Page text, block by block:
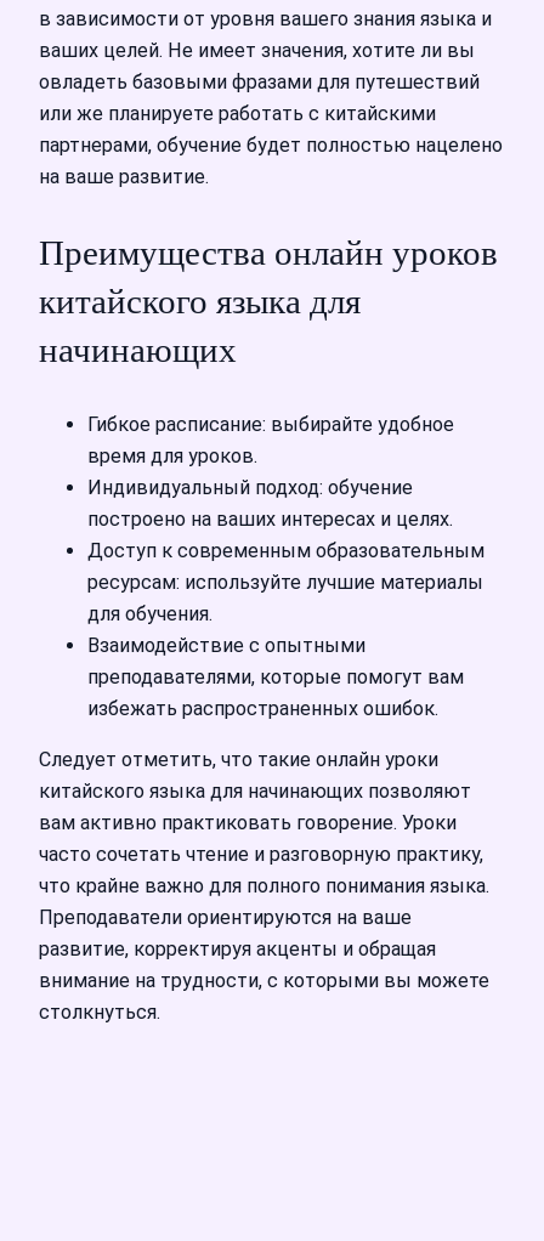
в зависимости от уровня вашего знания языка и
ваших целей. Не имеет значения, хотите ли вы
овладеть базовыми фразами для путешествий
или же планируете работать с китайскими
партнерами, обучение будет полностью нацелено
на ваше развитие.
Преимущества онлайн уроков
китайского языка для
начинающих
Гибкое расписание: выбирайте удобное
время для уроков.
Индивидуальный подход: обучение
построено на ваших интересах и целях.
Доступ к современным образовательным
ресурсам: используйте лучшие материалы
для обучения.
Взаимодействие с опытными
преподавателями, которые помогут вам
избежать распространенных ошибок.
Следует отметить, что такие онлайн уроки
китайского языка для начинающих позволяют
вам активно практиковать говорение. Уроки
часто сочетать чтение и разговорную практику,
что крайне важно для полного понимания языка.
Преподаватели ориентируются на ваше
развитие, корректируя акценты и обращая
внимание на трудности, с которыми вы можете
столкнуться.